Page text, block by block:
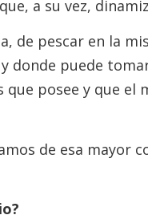
a su vez,
de pescar en la
donde puede
posee y que el
de esa mayor